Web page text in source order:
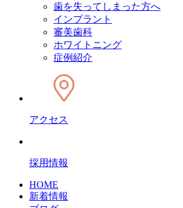
歯を失ってしまった方へ
インプラント
審美歯科
ホワイトニング
症例紹介
アクセス
採用情報
HOME
新着情報